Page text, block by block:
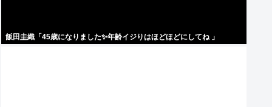
飯田圭織「45歳になりました✨年齢イジりはほどほどにしてね 」